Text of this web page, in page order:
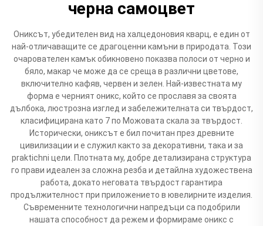
черна самоцвет
Ониксът, убедителен вид на халцедоновия кварц, е един от
най-отличаващите се драгоценни камъни в природата. Този
очарователен камък обикновено показва полоси от черно и
бяло, макар че може да се среща в различни цветове,
включително кафяв, червен и зелен. Най-известната му
форма е черният оникс, който се прославя за своята
дълбока, люстрозна изглед и забележителната си твърдост,
класифицирана като 7 по Можовата скала за твърдост.
Исторически, ониксът е бил почитан през древните
цивилизации и е служил както за декоративни, така и за
praktichni цели. Плотната му, добре детализирана структура
го прави идеален за сложна резба и детайлна художествена
работа, докато неговата твърдост гарантира
продължителност при приложението в ювелирните изделия.
Съвременните технологични напредъци са подобрили
нашата способност да режем и формираме оникс с